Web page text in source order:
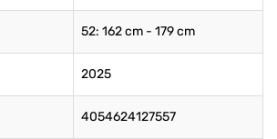
52: 162 cm - 179 cm
2025
4054624127557